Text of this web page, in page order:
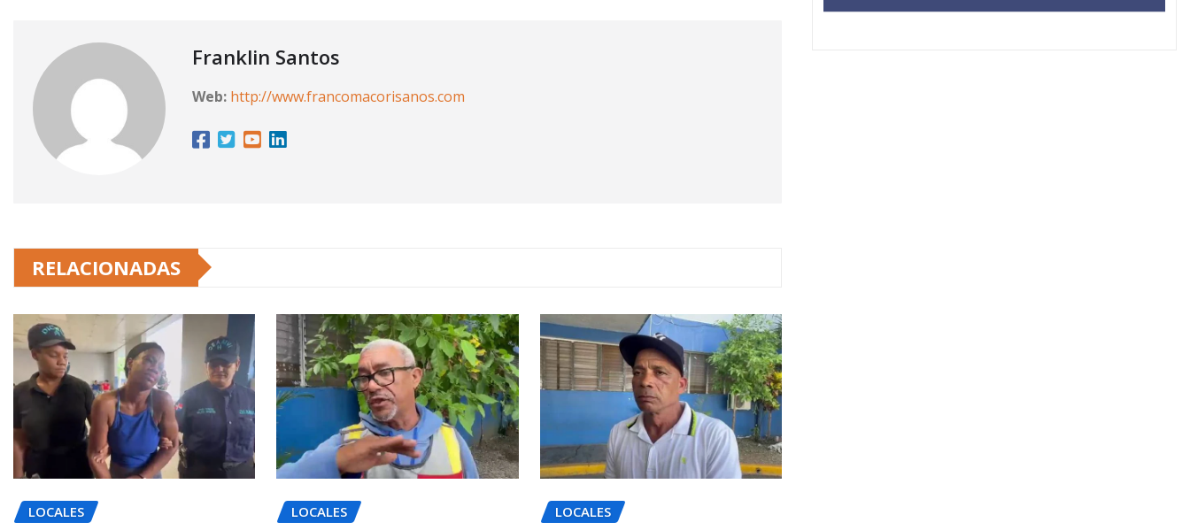
Franklin Santos
Web: http://www.francomacorisanos.com
RELACIONADAS
LOCALES LOCALES LOCALES